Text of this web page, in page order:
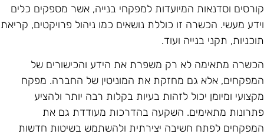
וסדנאות המיועדות למפקחי בנייה, אשר מספקים כלים
מעשי. הכשרה זו כוללת נושאים כמו ניהול פרויקטים, קריאת
תקני בנייה ועוד.
מתאימה לא רק משפרת את הידע והכישורים של
אלא גם מחזקת את המוניטין של החברה. מפקח
ומיומן יכול לזהות בעיות בקלות רבה יותר ולהציע
מתאימים. השקעה בהדרכות מעודדת גם את
לפתח חשיבה יצירתית ולהשתמש בשיטות חדשות